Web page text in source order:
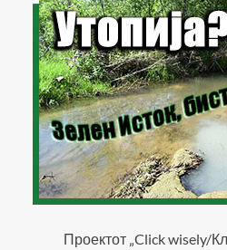
Проектот „Click wisely/